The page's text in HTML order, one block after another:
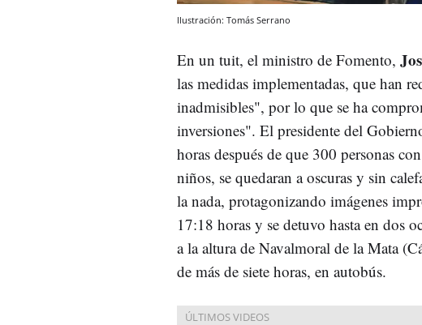
Ilustración: Tomás Serrano
En un tuit, el ministro de Fomento,
las medidas implementadas, que han
inadmisibles", por lo que se ha
inversiones". El presidente del
horas después de que 300 personas
niños, se quedaran a oscuras y sin
la nada, protagonizando imágenes
17:18 horas y se detuvo hasta en dos
a la altura de Navalmoral de la Mata
de más de siete horas, en autobús.